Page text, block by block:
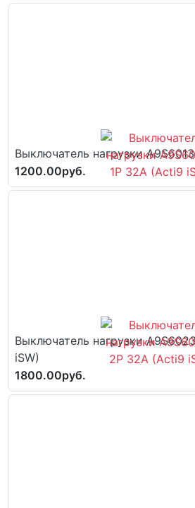
Выключатель нагрузки
1200.00руб.
Выключатель нагрузки
iSW)
1800.00руб.